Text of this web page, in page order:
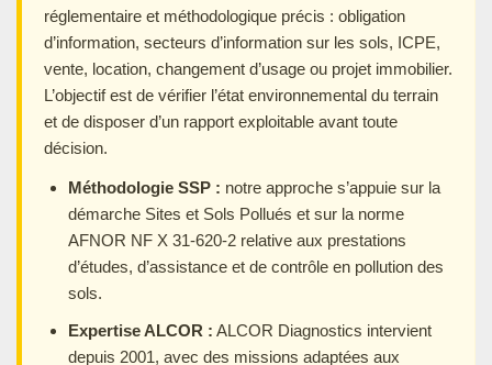
réglementaire et méthodologique précis : obligation
d’information, secteurs d’information sur les sols, ICPE,
vente, location, changement d’usage ou projet immobilier.
L’objectif est de vérifier l’état environnemental du terrain
et de disposer d’un rapport exploitable avant toute
décision.
Méthodologie SSP : notre approche s’appuie sur la
démarche Sites et Sols Pollués et sur la norme
AFNOR NF X 31-620-2 relative aux prestations
d’études, d’assistance et de contrôle en pollution des
sols.
Expertise ALCOR : ALCOR Diagnostics intervient
depuis 2001, avec des missions adaptées aux